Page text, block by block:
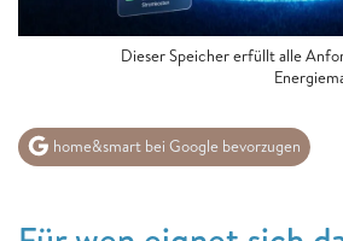
Dieser Speicher erfüllt alle
home&smart bei Google bevorzugen